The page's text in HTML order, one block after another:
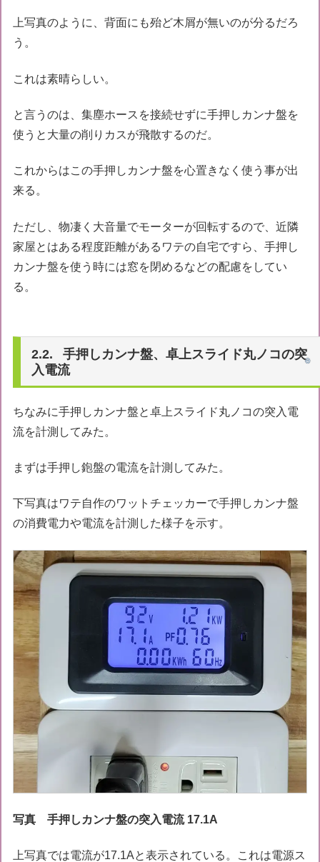
上写真のように、背面にも殆ど木屑が無いのが分るだろ
う。
これは素晴らしい。
と言うのは、集塵ホースを接続せずに手押しカンナ盤を
使うと大量の削りカスが飛散するのだ。
これからはこの手押しカンナ盤を心置きなく使う事が出
来る。
ただし、物凄く大音量でモーターが回転するので、近隣
家屋とはある程度距離があるワテの自宅ですら、手押し
カンナ盤を使う時には窓を閉めるなどの配慮をしてい
る。
手押しカンナ盤、卓上スライド丸ノコの突
入電流
ちなみに手押しカンナ盤と卓上スライド丸ノコの突入電
流を計測してみた。
まずは手押し鉋盤の電流を計測してみた。
下写真はワテ自作のワットチェッカーで手押しカンナ盤
の消費電力や電流を計測した様子を示す。
写真 手押しカンナ盤の突入電流 17.1A
上写真では電流が17.1Aと表示されている。これは電源ス